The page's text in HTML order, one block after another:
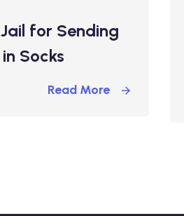
for Sending
Socks
Read More